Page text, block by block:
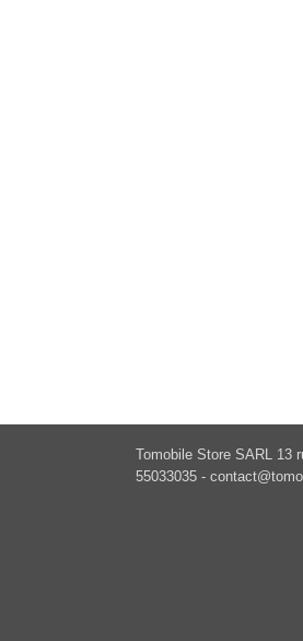
Tomobile Store SARL 13
55033035 -